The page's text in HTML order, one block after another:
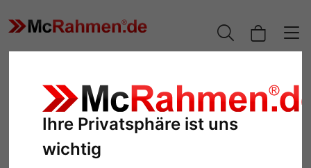
Ihre Privatsphäre ist uns
wichtig